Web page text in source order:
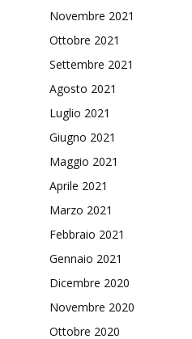
Novembre 2021
Ottobre 2021
Settembre 2021
Agosto 2021
Luglio 2021
Giugno 2021
Maggio 2021
Aprile 2021
Marzo 2021
Febbraio 2021
Gennaio 2021
Dicembre 2020
Novembre 2020
Ottobre 2020